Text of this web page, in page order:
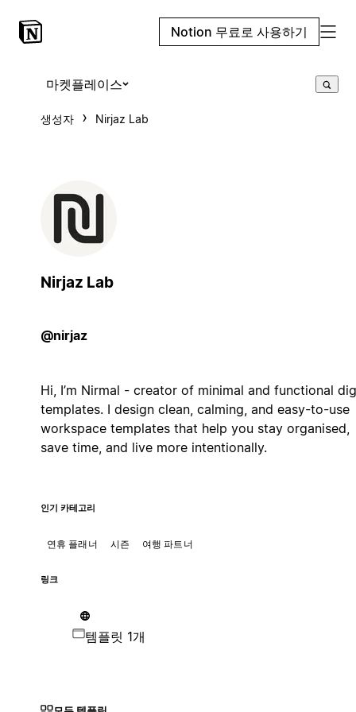
Notion 무료로 사용하기
마켓플레이스
생성자 Nirjaz Lab
Nirjaz Lab
@nirjaz
Hi, I’m Nirmal - creator of minimal and functional
templates. I design clean, calming, and easy-to-use
workspace templates that help you stay organised,
save time, and live more intentionally.
인기 카테고리
연휴 플래너 시즌 여행 파트너
링크
템플릿 1개